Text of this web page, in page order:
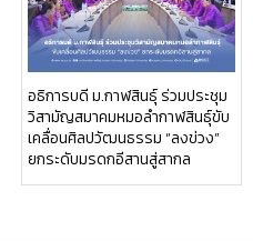
อธิการบดี ม.กาฬสินธุ์ ร่วมประชุม
วิสามัญสมาคมหมอลำกาฬสินธุ์ขับ
เคลื่อนศิลปวัฒนธรรม “ลงข่วง”
ยกระดับมรดกอีสานสู่สากล